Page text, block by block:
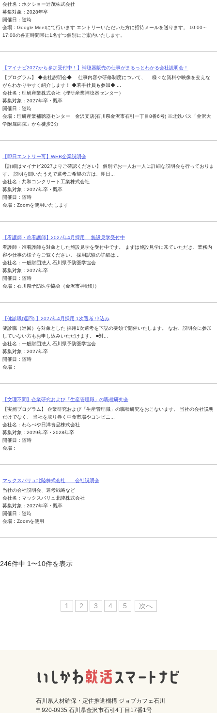
会社名：ホクショー辻茂株式会社
募集対象：2028年卒
開催日：随時
会場：Google Meetにて行います エントリーいただいた方に招待メールを送ります。 10:00～
17:00の各正時間帯に1名ずつ個別にご案内いたします。
【マイナビ2027から参加受付中！】補聴器販売の仕事がまるっとわかる会社説明会！
【プログラム】 ◆会社説明会◆ 仕事内容や研修制度について、 様々な資料や映像を交えな
がらわかりやすく紹介します！ ◆若手社員も参加◆ ...
会社名：理研産業株式会社（理研産業補聴器センター）
募集対象：2027年卒・既卒
開催日：随時
会場：理研産業補聴器センター 金沢支店(石川県金沢市石引一丁目8番6号) ※北鉄バス「金沢大
学附属病院」から徒歩3分
【即日エントリー可】WEB企業説明会
【詳細はマイナビ2027よりご確認ください】 個別でお一人お一人に詳細な説明会を行っておりま
す。 説明を聞いたうえで選考ご希望の方は、即日...
会社名：共和コンクリート工業株式会社
募集対象：2027年卒・既卒
開催日：随時
会場：Zoomを使用いたします
【看護師・准看護師】2027年4月採用 施設見学受付中
看護師・准看護師を対象とした施設見学を受付中です。 まずは施設見学に来ていただき、業務内
容や仕事の様子をご覧ください。 採用試験の詳細は...
会社名：一般財団法人 石川県予防医学協会
募集対象：2027年卒
開催日：随時
会場：石川県予防医学協会（金沢市神野町）
【健診職(巡回) 】2027年4月採用 1次選考 申込み
健診職（巡回）を対象とした 採用1次選考を下記の要領で開催いたします。 なお、説明会に参加
していない方もお申し込みいただけます。 ■対...
会社名：一般財団法人 石川県予防医学協会
募集対象：2027年卒
開催日：随時
会場：
【文理不問】企業研究および「生産管理職」の職種研究会
【実施プログラム】 企業研究および「生産管理職」の職種研究をおこないます。 当社の会社説明
だけでなく、 当社を取り巻く中食市場やコンビニ...
会社名：わらべや日洋食品株式会社
募集対象：2029年卒・2028年卒
開催日：随時
会場：
マックスバリュ北陸株式会社 会社説明会
当社の会社説明会、選考戦略など
会社名：マックスバリュ北陸株式会社
募集対象：2027年卒・既卒
開催日：随時
会場：Zoomを使用
246件中 1〜10件を表示
1 2 3 4 5 次へ
石川県人材確保・定住推進機構 ジョブカフェ石川
〒920-0935 石川県金沢市石引4丁目17番1号